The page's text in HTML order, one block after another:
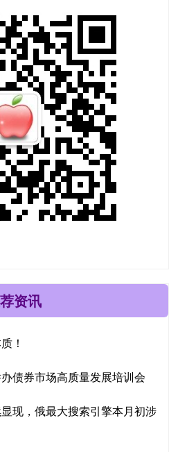
资讯
！
债券市场高质量发展培训会
现，俄最大搜索引擎本月初涉